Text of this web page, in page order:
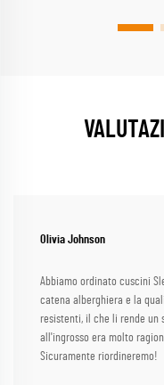
Olivia Johnson
Abbiamo ordinato cuscini
catena alberghiera e la
resistenti, il che li rende un
all'ingrosso era molto
Sicuramente riordineremo!